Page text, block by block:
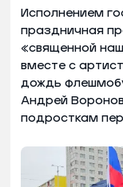
Исполнением
праздничная
«священной
вместе с
дождь
Андрей
подросткам